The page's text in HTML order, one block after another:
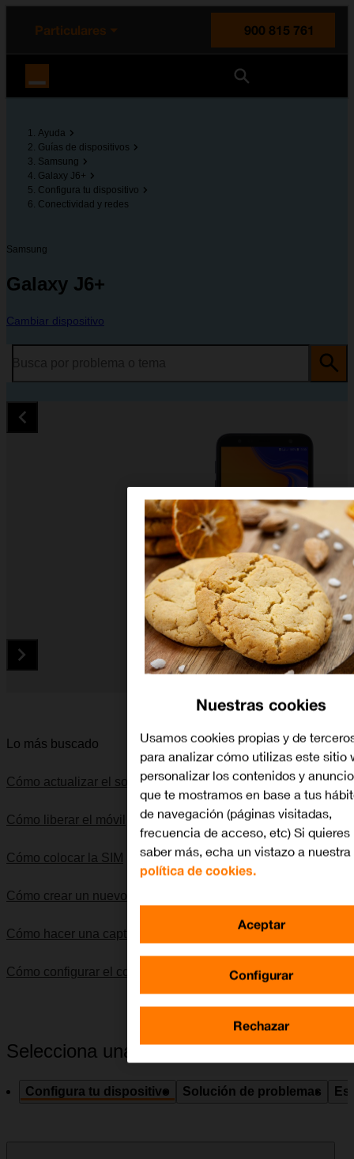
principal
la página
Particulares
900 815 761
Ayuda
Guías de dispositivos
Samsung
Galaxy J6+
Configura tu dispositivo
Conectividad y redes
Samsung
Galaxy J6+
Cambiar dispositivo
Diapositiva 1 de 5. Samsung Galaxy J6+ - Black - imagen 1
Lo más buscado
Cómo actualizar el software del móvil
Cómo liberar el móvil
Cómo colocar la SIM
Cómo crear un nuevo contacto
Cómo hacer una captura de pantalla
Cómo configurar el correo electrónico IMAP
Selecciona una categoría
Configura tu dispositivo Solución de problemas
Nuestras cookies
Usamos cookies propias y de
para analizar cómo utilizas este sitio
personalizar los contenidos y
que te mostramos en base a tus
de navegación (páginas visitadas,
frecuencia de acceso, etc) Si quieres
saber más, echa un vistazo a nuestra
política de cookies.
Configurar
Rechazar
Aceptar